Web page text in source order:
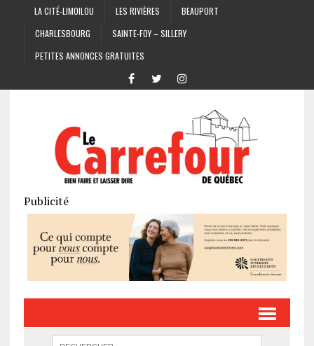
LA CITÉ-LIMOILOU LES RIVIÈRES
BEAUPORT
CHARLESBOURG
SAINTE-FOY – SILLERY
PETITES ANNONCES GRATUITES
Publicité